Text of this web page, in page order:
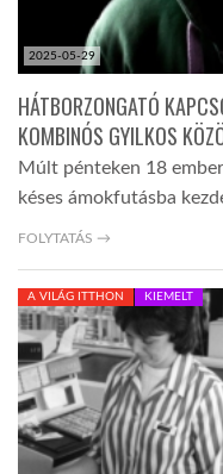
2025-05-29
HÁTBORZONGATÓ
KOMBINÓS GYILKOS
Múlt pénteken 18
késes ámokfutásba
FOLYTATÁS →
A VILÁG ITTHON KIEMELT